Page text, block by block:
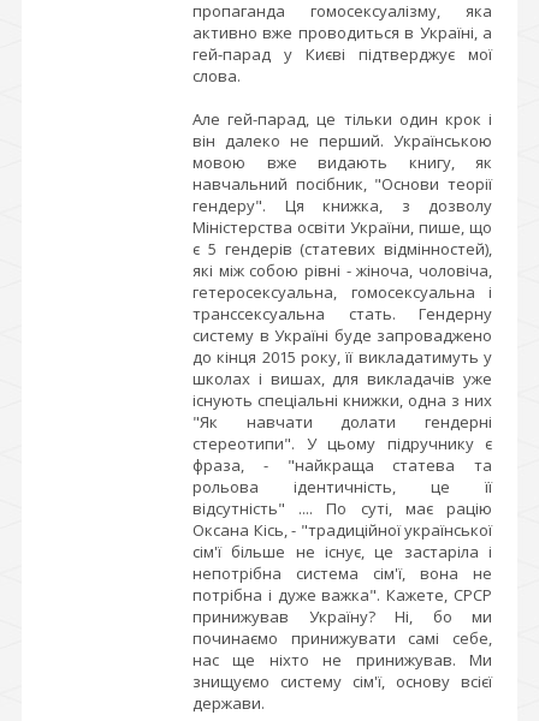
пропаганда гомосексуалізму, яка
активно вже проводиться в Україні, а
гей-парад у Києві підтверджує мої
слова.
Але гей-парад, це тільки один крок і
він далеко не перший. Українською
мовою вже видають книгу, як
навчальний посібник, "Основи теорії
гендеру". Ця книжка, з дозволу
Міністерства освіти України, пише, що
є 5 гендерів (статевих відмінностей),
які між собою рівні - жіноча, чоловіча,
гетеросексуальна, гомосексуальна і
транссексуальна стать. Гендерну
систему в Україні буде запроваджено
до кінця 2015 року, її викладатимуть у
школах і вишах, для викладачів уже
існують спеціальні книжки, одна з них
"Як навчати долати гендерні
стереотипи". У цьому підручнику є
фраза, - "найкраща статева та
рольова ідентичність, це її
відсутність" .... По суті, має рацію
Оксана Кісь, - "традиційної української
сім'ї більше не існує, це застаріла і
непотрібна система сім'ї, вона не
потрібна і дуже важка". Кажете, СРСР
принижував Україну? Ні, бо ми
починаємо принижувати самі себе,
нас ще ніхто не принижував. Ми
знищуємо систему сім'ї, основу всієї
держави.